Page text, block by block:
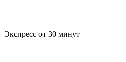
Экспресс от 30 минут